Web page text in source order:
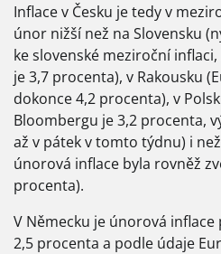
Inflace v Česku je tedy v
únor nižší než na Slovensku
ke slovenské meziroční
je 3,7 procenta), v Rakousku
dokonce 4,2 procenta), v
Bloombergu je 3,2 procenta,
až v pátek v tomto týdnu) i
únorová inflace byla rovněž
procenta).
V Německu je únorová
2,5 procenta a podle údaje